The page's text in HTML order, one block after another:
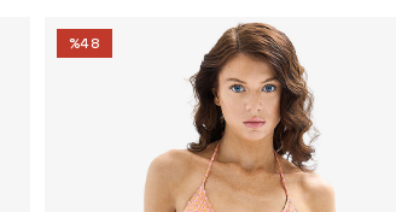
%48